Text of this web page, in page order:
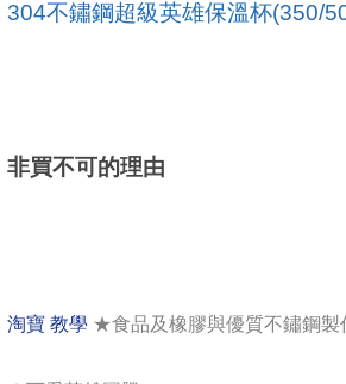
304不鏽鋼超級英雄保溫杯(350/
非買不可的理由
淘寶 教學 ★食品及橡膠與優質不鏽鋼製